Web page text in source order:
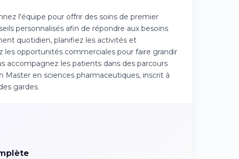
l'équipe pour offrir des soins de premier
personnalisés afin de répondre aux besoins
quotidien, planifiez les activités et
opportunités commerciales pour faire grandir
accompagnez les patients dans des parcours
en sciences pharmaceutiques, inscrit à
gardes.